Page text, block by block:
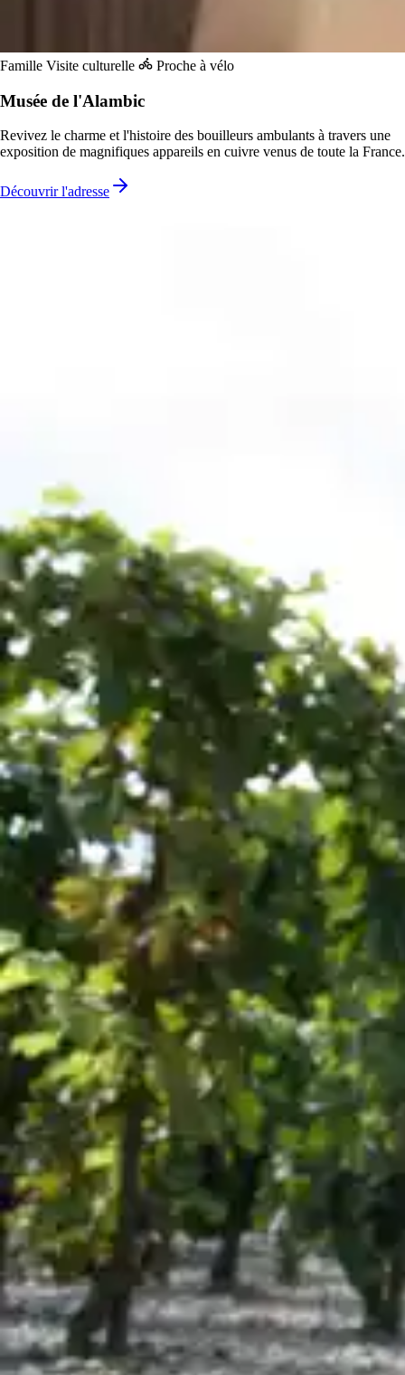
Famille Visite culturelle Proche à vélo
Musée de l'Alambic
Revivez le charme et l'histoire des bouilleurs ambulants à travers une
exposition de magnifiques appareils en cuivre venus de toute la France.
Découvrir l'adresse